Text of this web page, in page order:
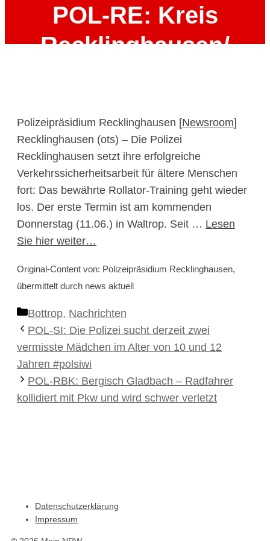
POL-RE: Kreis
Recklinghausen/
geht in die nächste
Runde
14. Juli 2026
Polizeipräsidium Recklinghausen [Newsroom]
Recklinghausen (ots) – Die Polizei
Recklinghausen setzt ihre erfolgreiche
Verkehrssicherheitsarbeit für ältere Menschen
fort: Das bewährte Rollator-Training geht wieder
los. Der erste Termin ist am kommenden
Donnerstag (11.06.) in Waltrop. Seit … Lesen
Sie hier weiter…
Original-Content von: Polizeipräsidium Recklinghausen,
übermittelt durch news aktuell
Kategorien
Bottrop, Nachrichten
POL-SI: Die Polizei sucht derzeit zwei
vermisste Mädchen im Alter von 10 und 12
Jahren #polsiwi
POL-RBK: Bergisch Gladbach – Radfahrer
kollidiert mit Pkw und wird schwer verletzt
Datenschutzerklärung
Impressum